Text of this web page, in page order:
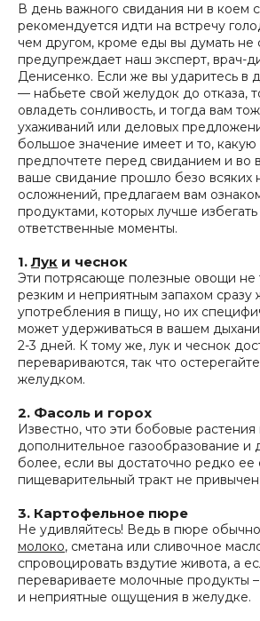
В день важного свидания ни в коем
рекомендуется идти на встречу
чем другом, кроме еды вы думать
предупреждает наш эксперт, врач-
Денисенко. Если же вы ударитесь в
— набьете свой желудок до отказа,
овладеть сонливость, и тогда вам
ухаживаний или деловых
большое значение имеет и то,
предпочтете перед свиданием и во
ваше свидание прошло безо всяких
осложнений, предлагаем вам
продуктами, которых лучше избегать
ответственные моменты.
1.Лук и чеснок
Эти потрясающе полезные овощи не
резким и неприятным запахом сразу
употребления в пищу, но их
может удерживаться в вашем
2-3 дней. К тому же, лук и чеснок
перевариваются, так что
желудком.
2. Фасоль и горох
Известно, что эти бобовые
дополнительное газообразование и
более, если вы достаточно редко
пищеварительный тракт не
3. Картофельное пюре
Не удивляйтесь! Ведь в пюре
молоко, сметана или сливочное
спровоцировать вздутие живота, а
перевариваете молочные продукты
и неприятные ощущения в желудке.